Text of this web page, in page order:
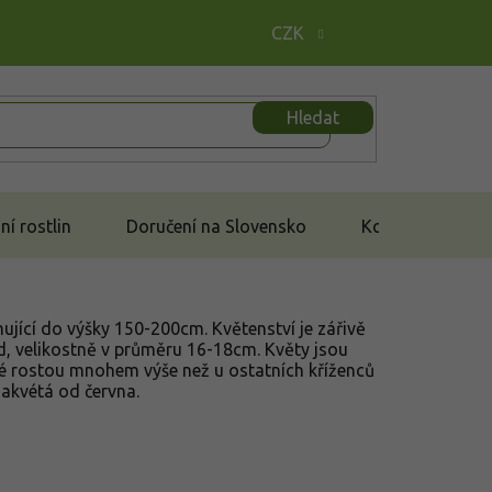
CZK
Hledat
rostlin Doručení na Slovensko Kontakt
do výšky 150-200cm. Květenství je zářivě
velikostně v průměru 16-18cm. Květy jsou
rostou mnohem výše než u ostatních kříženců
od června.